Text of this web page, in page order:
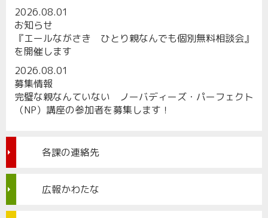
2026.08.01
お知らせ
『エールながさき ひとり親なんでも個別無料相談会』
を開催します
2026.08.01
募集情報
完璧な親なんていない ノーバディーズ・パーフェクト
（NP）講座の参加者を募集します！
各課の連絡先
広報かわたな